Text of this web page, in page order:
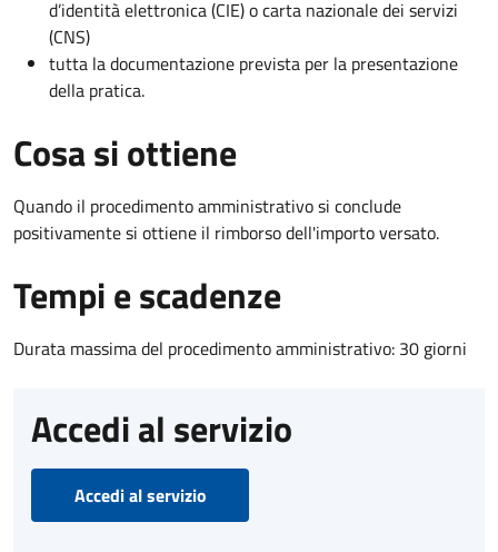
d’identità elettronica (CIE) o carta nazionale dei servizi
(CNS)
tutta la documentazione prevista per la presentazione
della pratica.
Cosa si ottiene
Quando il procedimento amministrativo si conclude
positivamente si ottiene il rimborso dell'importo versato.
Tempi e scadenze
Durata massima del procedimento amministrativo: 30 giorni
Accedi al servizio
Accedi al servizio